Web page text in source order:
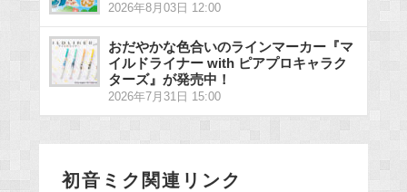
2026年8月03日 12:00
おだやかな色合いのラインマーカー『マ
イルドライナー with ピアプロキャラク
ターズ』が発売中！
2026年7月31日 15:00
初音ミク関連リンク